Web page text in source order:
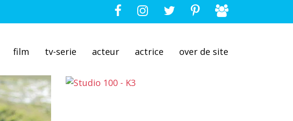
film tv-serie acteur actrice over de site